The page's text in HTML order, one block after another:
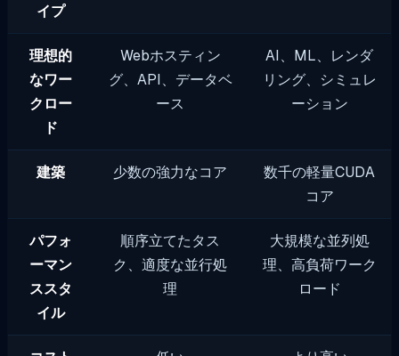
イプ
理想的
なワー
クロー
ド
Webホスティン
グ、API、データベ
ース
AI、ML、レンダ
リング、シミュレ
ーション
建築 少数の強力なコア
数千の軽量CUDA
コア
パフォ
ーマン
ススタ
イル
順序立てたタス
ク、適度な並行処
理
大規模な並列処
理、高負荷ワーク
ロード